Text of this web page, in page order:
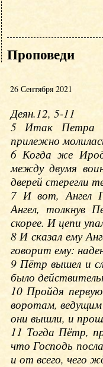
Проповеди
26 Сентября 2021
Деян.12, 5-11
5 Итак Петра
прилежно
6 Когда же
между двумя
дверей стерегли
7 И вот, Ангел
Ангел, толкнув
скорее. И цепи
8 И сказал ему
говорит ему:
9 Пётр вышел и
было
10 Пройдя
воротам,
они вышли, и
11 Тогда Пётр,
что Господь
и от всего, чего